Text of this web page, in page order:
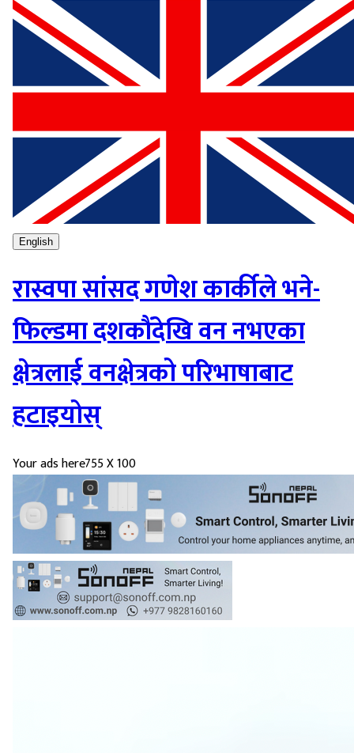
English
रास्वपा सांसद गणेश कार्कीले भने-
फिल्डमा दशकौंदेखि वन नभएका
क्षेत्रलाई वनक्षेत्रको परिभाषाबाट
हटाइयोस्
Your ads here755 X 100